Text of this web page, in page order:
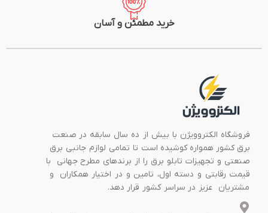
خرید مطمئن و آسان
فروشگاه الکتروویژن با بیش از ده سال سابقه در صنعت
برق کشور همواره کوشیده است تا تمامی لوازم جانبی برق
صنعتی و تجهیزات تابلو برق را از برندهای مطرح جهانی با
قیمت رقابتی و دسته اول، تامین و در اختیار همکاران و
مشتریان عزیز در سراسر کشور قرار دهد.